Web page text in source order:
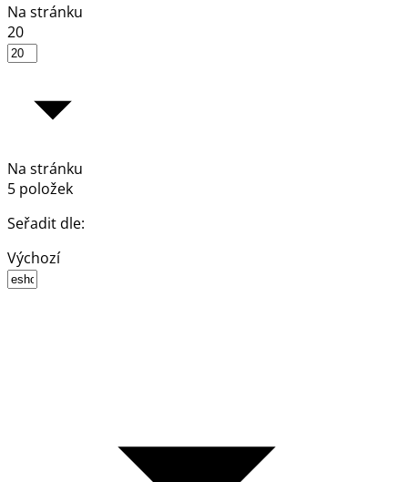
Na stránku
20
Na stránku
5 položek
Seřadit dle:
Výchozí